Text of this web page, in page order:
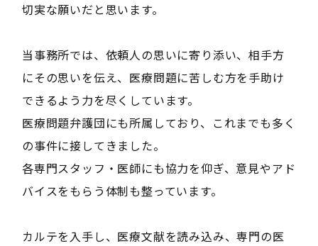
切実な願いだと思います。
当事務所では、依頼人の思いに寄り添い、相手方
にその思いを伝え、医療問題に苦しむ方を手助け
できるよう力を尽くしています。
医療問題弁護団にも所属しており、これまでも多く
の事件に接してきました。
各専門スタッフ・医師にも協力を仰ぎ、意見やアド
バイスをもらう体制も整っています。
カルテを入手し、医療文献を読み込み、専門の医